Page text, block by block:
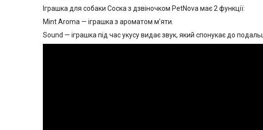
Іграшка для собаки Соска з дзвіночком PetNova має 2 функції:
Mint Aroma — іграшка з ароматом м'яти.
Sound — іграшка під час укусу видає звук, який спонукає до